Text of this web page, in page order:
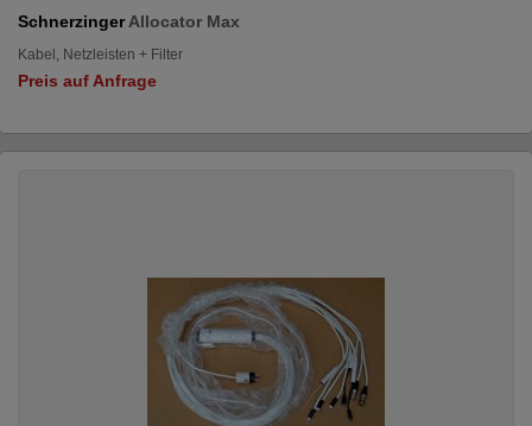
SchnerzingerAllocator Max
Kabel, Netzleisten + Filter
Preis auf Anfrage